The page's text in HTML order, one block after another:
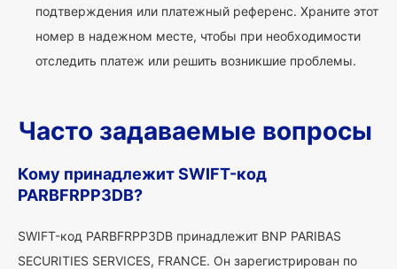
подтверждения или платежный референс. Храните этот
номер в надежном месте, чтобы при необходимости
отследить платеж или решить возникшие проблемы.
Часто задаваемые вопросы
Кому принадлежит SWIFT-код
PARBFRPP3DB?
SWIFT-код PARBFRPP3DB принадлежит BNP PARIBAS
SECURITIES SERVICES, FRANCE. Он зарегистрирован по